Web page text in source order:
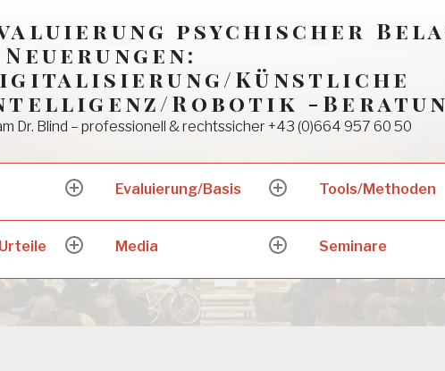
psychischer
Neuerungen:
Künstliche
Robotik -
Dr. Blind – professionell & rechtssicher +43 (0)664 957 60 50
expand
menu
Evaluierung/Basis
expand
menu
Tools/Methoden
expand
menu
Media
expand
menu
Seminare